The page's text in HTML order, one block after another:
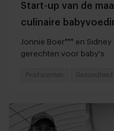
Start-up van de
culinaire
Jonnie Boer*** en
gerechten voor baby's
Producenten Gezondheid